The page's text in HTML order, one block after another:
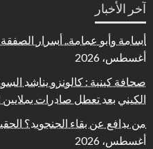
آخر الأخبار
أسامة وأبو عمامة.. أسرار
أغسطس، 2026
صحافة كينية : كالونزو يناشد
الكيني بعد تعطل صادرات بملايين
من يدافع عن بقاء الجنجويد؟
أغسطس، 2026